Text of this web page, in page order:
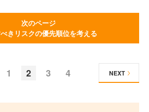
次のページ
きリスクの優先順位を考える
1 2 3 4 NEXT